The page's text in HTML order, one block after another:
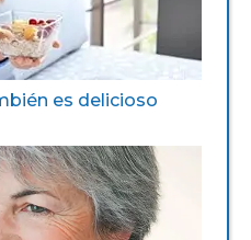
es delicioso